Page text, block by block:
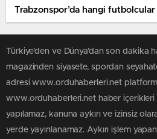
Trabzonspor’da hangi futbolcular
Türkiye'den ve Dünya’dan son dakika
magazinden siyasete, spordan
adresi www.orduhaberleri.net
www.orduhaberleri.net haber içerikleri
yapılamaz, kanuna aykırı ve izinsiz
yerde yayınlanamaz. Aykırı işlem